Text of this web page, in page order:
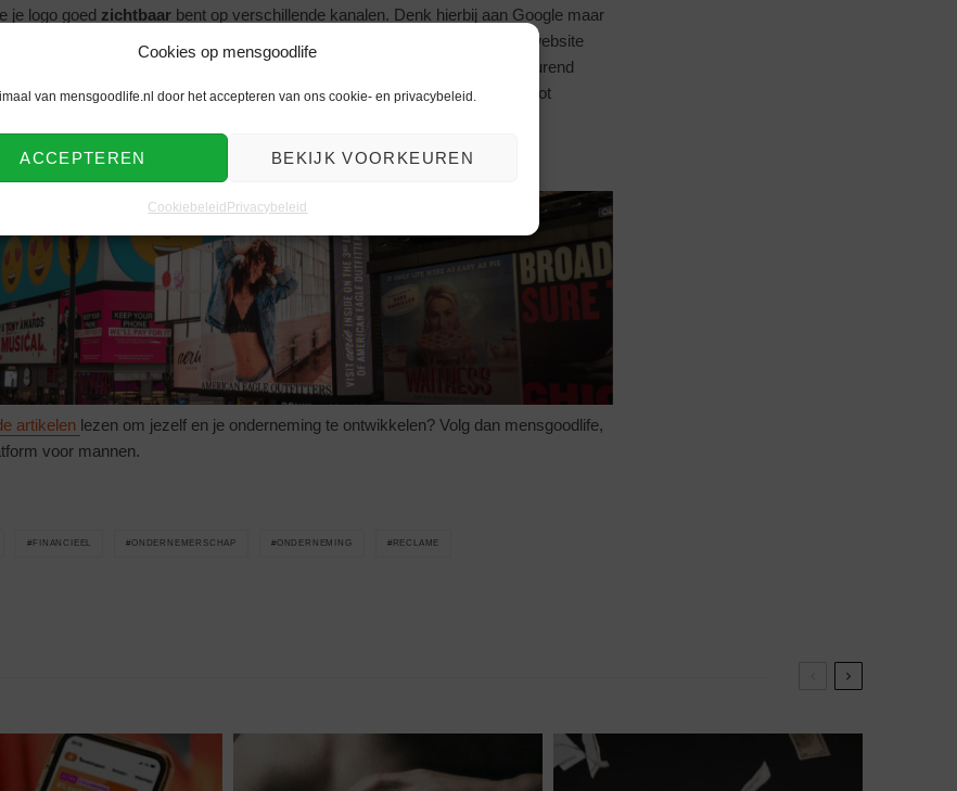
Cookies op mensgoodlife
van mensgoodlife.nl door het accepteren van ons cookie- en privacybeleid.
ACCEPTEREN BEKIJK VOORKEUREN
Cookiebeleid Privacybeleid
je logo goed zichtbaar bent op verschillende kanalen. Denk hierbij aan Google maar
de sociale media kanalen. Daarnaast is het belangrijk dat de content op je website
voor Search Engine Optimization. Dit wil zeggen dat je je website voortdurend
op een van de beste posities in de zoekresultaten te verschijnen. Dit vergroot
ook daadwerkelijk zullen klikken op je site.
een professionele onderneming. Veel succes, enjoy goodlife!
artikelen lezen om jezelf en je onderneming te ontwikkelen? Volg dan mensgoodlife,
voor mannen.
FINANCIEEL ONDERNEMERSCHAP ONDERNEMING RECLAME